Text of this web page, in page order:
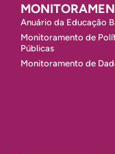
Anuário da Educação
Monitoramento de
Públicas
Monitoramento de